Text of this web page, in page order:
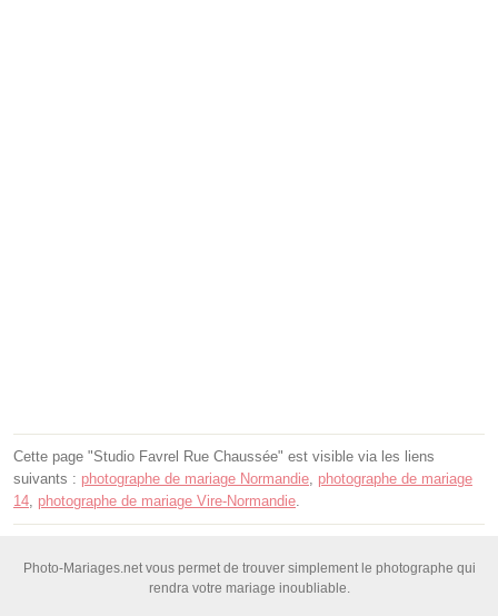
Cette page "Studio Favrel Rue Chaussée" est visible via les liens
suivants : photographe de mariage Normandie, photographe de mariage
14, photographe de mariage Vire-Normandie.
Photo-Mariages.net vous permet de trouver simplement le photographe qui
rendra votre mariage inoubliable.